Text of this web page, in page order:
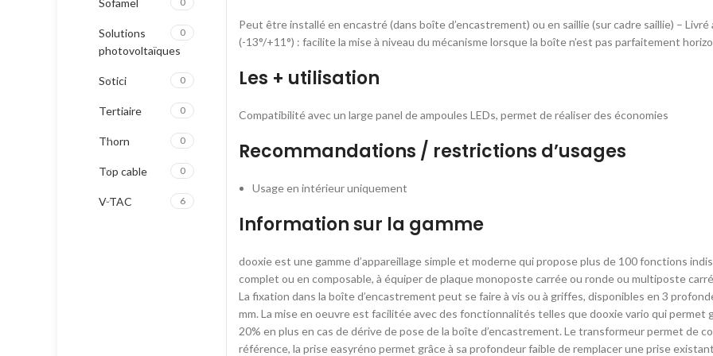
Peut être installé en encastré (dans boîte d’encastrement) ou en saillie (sur cadre saillie) –
(-13°/+11°) : facilite la mise à niveau du mécanisme lorsque la boîte n’est pas parfaitement
Les + utilisation
Compatibilité avec un large panel de ampoules LEDs, permet de réaliser des économies
Recommandations / restrictions d’usages
Usage en intérieur uniquement
Information sur la gamme
dooxie est une gamme d’appareillage simple et moderne qui propose plus de 100 fonctions
complet ou en composable, à équiper de plaque monoposte carrée ou ronde ou multiposte
La fixation dans la boîte d’encastrement peut se faire à vis ou à griffes, disponibles en 3
mm. La mise en oeuvre est facilitée avec des fonctionnalités telles que dooxie vario qui
20% en plus en cas de dérive de pose de la boîte d’encastrement. Le transformeur permet de
référence, la prise easyréno permet grâce à sa profondeur faible de remplacer une prise
Sofamel
Solutions
photovoltaïques
0
Sotici 0
Tertiaire 0
Thorn 0
Top cable 0
V-TAC 6